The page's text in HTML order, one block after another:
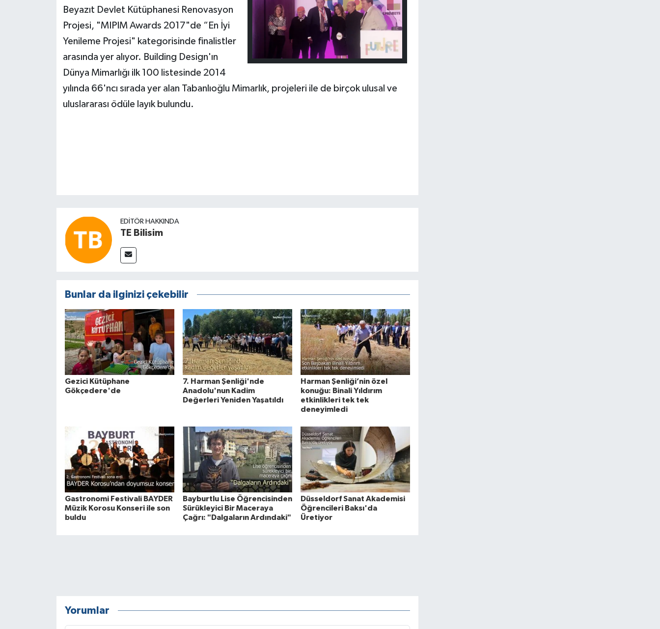
Beyazıt Devlet Kütüphanesi Renovasyon
Projesi, "MIPIM Awards 2017"de “En İyi
Yenileme Projesi" kategorisinde finalistler
arasında yer alıyor. Building Design'ın
Dünya Mimarlığı ilk 100 listesinde 2014
yılında 66'ncı sırada yer alan Tabanlıoğlu Mimarlık, projeleri ile de birçok ulusal ve
uluslararası ödüle layık bulundu.
EDITÖR HAKKINDA
TE Bilisim
Bunlar da ilginizi çekebilir
Gezici Kütüphane
Gökçedere'de
7. Harman Şenliği'nde
Anadolu'nun Kadim
Değerleri Yeniden Yaşatıldı
Harman Şenliği’nin özel
konuğu: Binali Yıldırım
etkinlikleri tek tek
deneyimledi
Gastronomi Festivali BAYDER
Müzik Korosu Konseri ile son
buldu
Bayburtlu Lise Öğrencisinden
Sürükleyici Bir Maceraya
Çağrı: "Dalgaların Ardındaki"
Düsseldorf Sanat Akademisi
Öğrencileri Baksı'da
Üretiyor
Yorumlar